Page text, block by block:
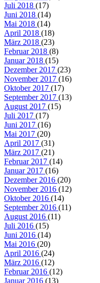
Juli 2018 (17)
Juni 2018 (14)
Mai 2018 (14)
April 2018 (18)
März 2018 (23)
Februar 2018 (8)
Januar 2018 (15)
Dezember 2017 (23)
November 2017 (16)
Oktober 2017 (17)
September 2017 (13)
August 2017 (15)
Juli 2017 (17)
Juni 2017 (16)
Mai 2017 (20)
April 2017 (31)
März 2017 (21)
Februar 2017 (14)
Januar 2017 (16)
Dezember 2016 (20)
November 2016 (12)
Oktober 2016 (14)
September 2016 (11)
August 2016 (11)
Juli 2016 (15)
Juni 2016 (14)
Mai 2016 (20)
April 2016 (24)
März 2016 (12)
Februar 2016 (12)
Januar 2016 (13)